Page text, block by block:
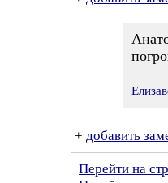
+ добавить
Перейти на